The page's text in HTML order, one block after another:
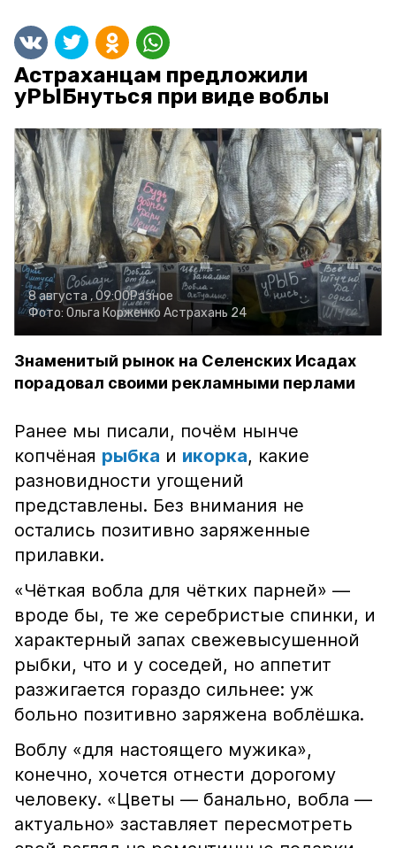
Астраханцам предложили
уРЫБнуться при виде воблы
8 августа , 09:00Разное
Фото: Ольга Корженко Астрахань 24
Знаменитый рынок на Селенских Исадах
порадовал своими рекламными перлами
Ранее мы писали, почём нынче
копчёная рыбка и икорка, какие
разновидности угощений
представлены. Без внимания не
остались позитивно заряженные
прилавки.
«Чёткая вобла для чётких парней» —
вроде бы, те же серебристые спинки, и
характерный запах свежевысушенной
рыбки, что и у соседей, но аппетит
разжигается гораздо сильнее: уж
больно позитивно заряжена воблёшка.
Воблу «для настоящего мужика»,
конечно, хочется отнести дорогому
человеку. «Цветы — банально, вобла —
актуально» заставляет пересмотреть